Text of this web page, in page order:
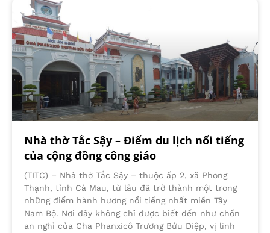
Nhà thờ Tắc Sậy – Điểm du lịch nổi tiếng
của cộng đồng công giáo
(TITC) – Nhà thờ Tắc Sậy – thuộc ấp 2, xã Phong
Thạnh, tỉnh Cà Mau, từ lâu đã trở thành một trong
những điểm hành hương nổi tiếng nhất miền Tây
Nam Bộ. Nơi đây không chỉ được biết đến như chốn
an nghỉ của Cha Phanxicô Trương Bửu Diệp, vị linh